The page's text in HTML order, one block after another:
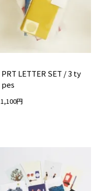
PRT LETTER SET / 3 ty
pes
1,100円